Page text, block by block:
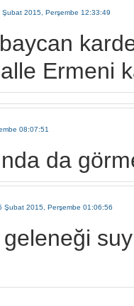
Şubat 2015, Perşembe 12:33:49
Ermeni
08:07:51
da
Şubat 2015, Perşembe 01:06:56